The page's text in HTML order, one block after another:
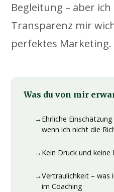
Begleitung – aber
Transparenz mir
perfektes Marketing.
Was du von mir
Ehrliche
wenn ich nicht die
Kein Druck und
Vertraulichkeit –
im Coaching